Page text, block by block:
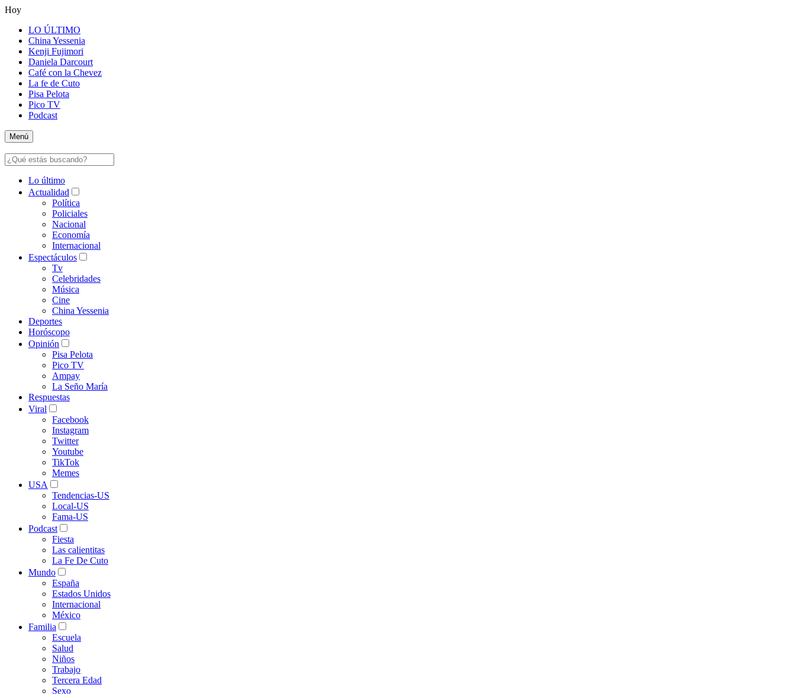
Hoy
LO ÚLTIMO
China Yessenia
Kenji Fujimori
Daniela Darcourt
Café con la Chevez
La fe de Cuto
Pisa Pelota
Pico TV
Podcast
Menú
Lo último
Actualidad
Política
Policiales
Nacional
Economía
Internacional
Espectáculos
Tv
Celebridades
Música
Cine
China Yessenia
Deportes
Horóscopo
Opinión
Pisa Pelota
Pico TV
Ampay
La Seño María
Respuestas
Viral
Facebook
Instagram
Twitter
Youtube
TikTok
Memes
USA
Tendencias-US
Local-US
Fama-US
Podcast
Fiesta
Las calientitas
La Fe De Cuto
Mundo
España
Estados Unidos
Internacional
México
Familia
Escuela
Salud
Niños
Trabajo
Tercera Edad
Sexo